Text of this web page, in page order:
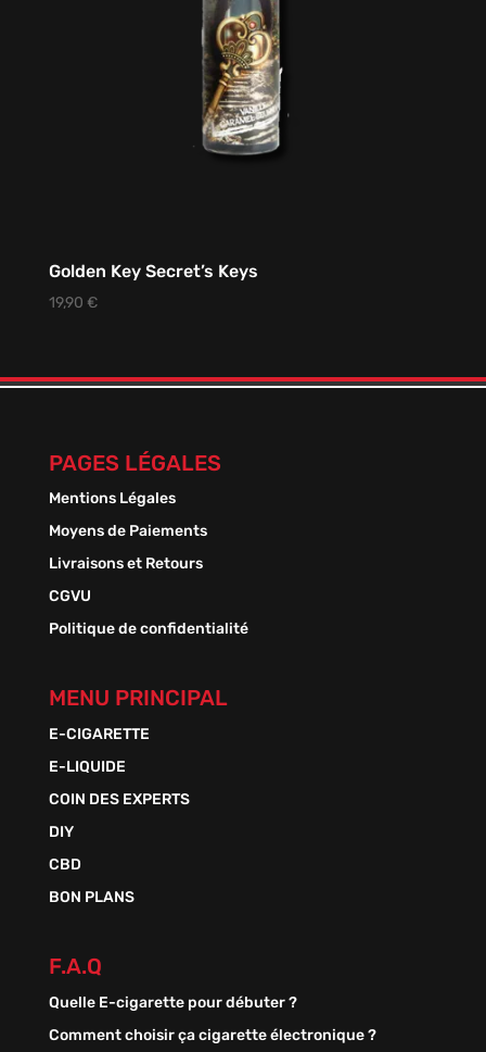
Golden Key Secret’s Keys
19,90 €
PAGES LÉGALES
Mentions Légales
Moyens de Paiements
Livraisons et Retours
CGVU
Politique de confidentialité
MENU PRINCIPAL
E-CIGARETTE
E-LIQUIDE
COIN DES EXPERTS
DIY
CBD
BON PLANS
F.A.Q
Quelle E-cigarette pour débuter ?
Comment choisir ça cigarette électronique ?